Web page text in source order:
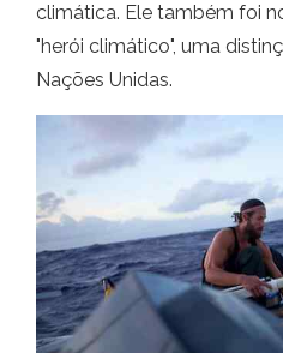
climática. Ele também foi
"herói climático", uma
Nações Unidas.